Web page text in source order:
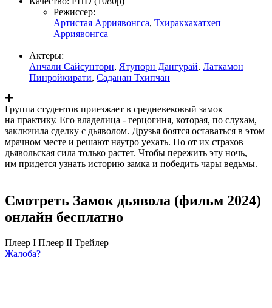
Режиссер:
Артистая Арриявонгса, Тхиракхахатхеп
Арриявонгса
Актеры:
Анчали Сайсунторн, Ятупорн Дангурай, Латкамон
Пинройкирати, Саданан Тхипчан
Группа студентов приезжает в средневековый замок
на практику. Его владелица - герцогиня, которая, по слухам,
заключила сделку с дьяволом. Друзья боятся оставаться в этом
мрачном месте и решают наутро уехать. Но от их страхов
дьявольская сила только растет. Чтобы пережить эту ночь,
им придется узнать историю замка и победить чары ведьмы.
Смотреть Замок дьявола (фильм 2024)
онлайн бесплатно
Плеер I Плеер II Трейлер
Жалоба?